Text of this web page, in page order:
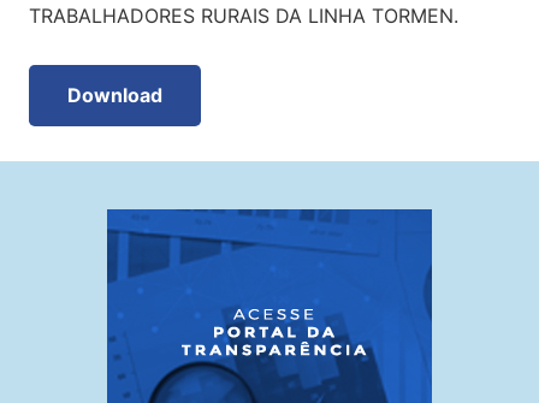
TRABALHADORES RURAIS DA LINHA TORMEN.
Download